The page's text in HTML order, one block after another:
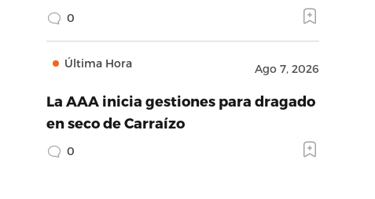
0
Última Hora Ago 7, 2026
La AAA inicia gestiones para dragado
en seco de Carraízo
0